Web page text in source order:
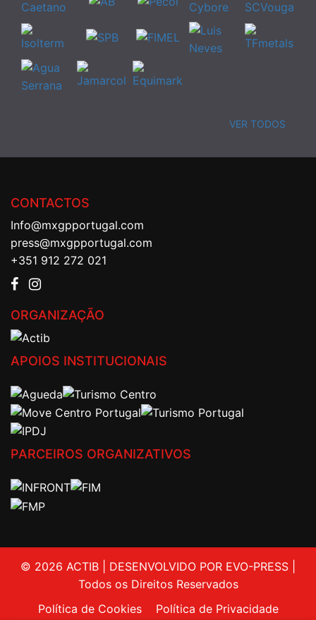
VER TODOS
CONTACTOS
Info@mxgpportugal.com
press@mxgpportugal.com
+351 912 272 021
ORGANIZAÇÃO
APOIOS INSTITUCIONAIS
PARCEIROS ORGANIZATIVOS
© 2026 ACTIB | DESENVOLVIDO POR EVO-PRESS |
Todos os Direitos Reservados
Política de Cookies
Política de Privacidade